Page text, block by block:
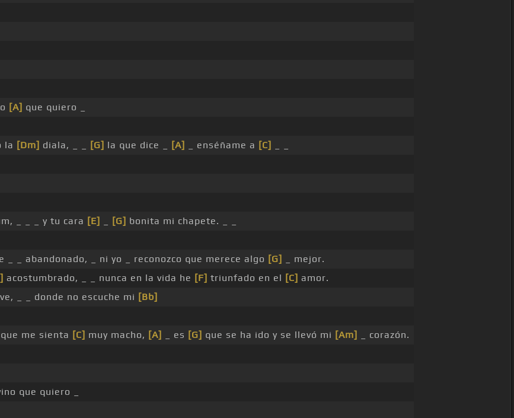
[A] que quiero _
la [Dm] diala, _ _ [G] la que dice _ [A] _ enséñame a [C]
_ _ _ y tu cara [E] [G] bonita mi chapete. _ _
_ _ abandonado, _ ni yo _ reconozco que merece algo [G]
_ mejor.
acostumbrado, _ _ nunca en la vida he [F] triunfado en el [C] amor.
_ _ donde no escuche mi [Bb]
me sienta [C] muy macho, [A] _ es [G] que se ha ido y se llevó mi [Am]
_ corazón.
que quiero _